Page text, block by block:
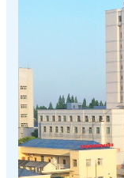
正规合法的
正规合法的
取公示
关于退还门诊
正规合法的网
惠民政策|住
规的网赌网
守住钱袋子
法金融宣传月
浓情端午暖病